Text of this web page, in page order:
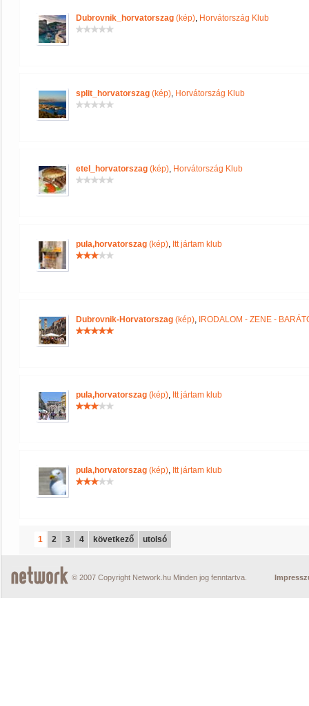
Dubrovnik_horvatorszag (kép), Horvátország Klub
split_horvatorszag (kép), Horvátország Klub
etel_horvatorszag (kép), Horvátország Klub
pula,horvatorszag (kép), Itt jártam klub
Dubrovnik-Horvatorszag (kép), IRODALOM - ZENE -
pula,horvatorszag (kép), Itt jártam klub
pula,horvatorszag (kép), Itt jártam klub
1 2 3 4 következő utolsó
© 2007 Copyright Network.hu Minden jog fenntartva.